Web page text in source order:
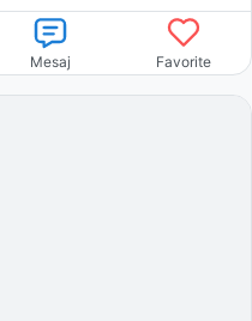
Mesaj Favorite